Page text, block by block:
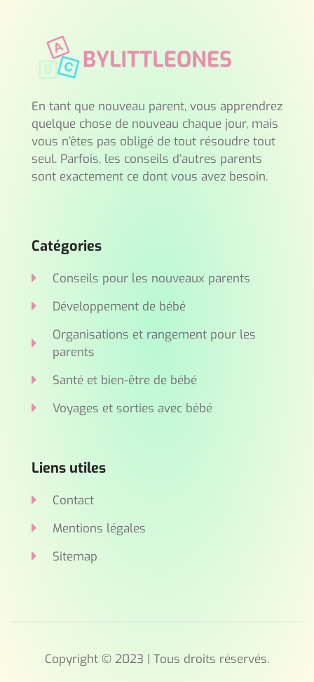
En tant que nouveau parent, vous apprendrez
quelque chose de nouveau chaque jour, mais
vous n’êtes pas obligé de tout résoudre tout
seul. Parfois, les conseils d’autres parents
sont exactement ce dont vous avez besoin.
Catégories
Conseils pour les nouveaux parents
Développement de bébé
Organisations et rangement pour les
parents
Santé et bien-être de bébé
Voyages et sorties avec bébé
Liens utiles
Contact
Mentions légales
Sitemap
Copyright © 2023 | Tous droits réservés.